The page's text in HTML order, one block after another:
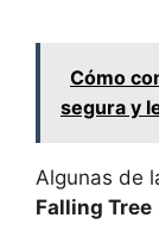
Cómo
segura y
Algunas de
Falling Tree